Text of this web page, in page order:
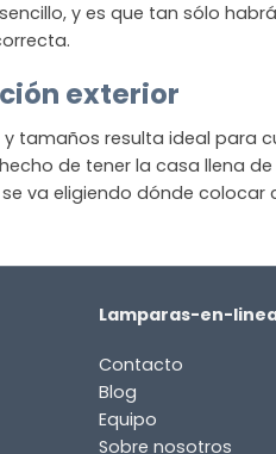
y es que tan sólo
exterior
tamaños resulta ideal para
de tener la casa llena
va eligiendo dónde colocar
Lamparas-en-
Contacto
Blog
Equipo
Sobre nosotros